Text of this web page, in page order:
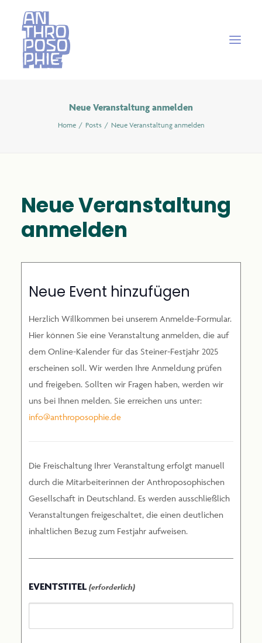
2025 Steiner Jubiläum
Neue Veranstaltung anmelden
Home Posts Neue Veranstaltung anmelden
Neue Veranstaltung
anmelden
Neue Event hinzufügen
Herzlich Willkommen bei unserem Anmelde-Formular.
Hier können Sie eine Veranstaltung anmelden, die auf
dem Online-Kalender für das Steiner-Festjahr 2025
erscheinen soll. Wir werden Ihre Anmeldung prüfen
und freigeben. Sollten wir Fragen haben, werden wir
uns bei Ihnen melden. Sie erreichen uns unter:
info@anthroposophie.de
Die Freischaltung Ihrer Veranstaltung erfolgt manuell
durch die Mitarbeiterinnen der Anthroposophischen
Gesellschaft in Deutschland. Es werden ausschließlich
Veranstaltungen freigeschaltet, die einen deutlichen
inhaltlichen Bezug zum Festjahr aufweisen.
EVENTSTITEL (erforderlich)